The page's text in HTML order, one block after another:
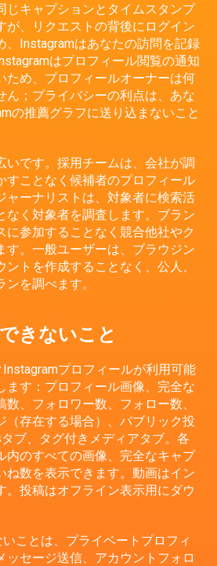
じキャプションとタイムスタンプ
が、リクエストの背後にログイン
、Instagramはあなたの訪問を記録
はプロフィール閲覧の通知
ため、プロフィールオーナーは何
ん；プライバシーの利点は、あな
の推薦グラフに送り込まないこと
いです。採用チームは、会社が調
すことなく候補者のプロフィール
ャーナリストは、対象者に検索活
なく対象者を調査します。ブラン
に参加することなく競合他社やク
す。一般ユーザーは、ブラウジン
トを作成することなく、公人、
を調べます。
きないこと
プロフィールが利用可能
ます：プロフィール画像、完全な
、フォロワー数、フォロー数、
（存在する場合）、パブリック投
ブ、タグ付きメディアタブ。各
内のすべての画像、完全なキャプ
ね数を表示できます。動画はイン
。投稿はオフライン表示用にダウ
ことは、プライベートプロフィ
ッセージ送信、アカウントフォロ